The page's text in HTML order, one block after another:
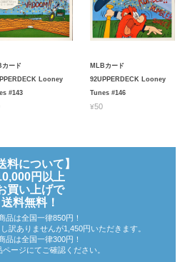
カード
Looney
#143
MLBカード
92UPPERDECK Looney
Tunes #146
¥50
料について】
円以上
買い上げで
送料無料！
品は全国一律850円！
訳ありませんが1,450円いただきます。
品は全国一律300円！
ージにてご確認ください。